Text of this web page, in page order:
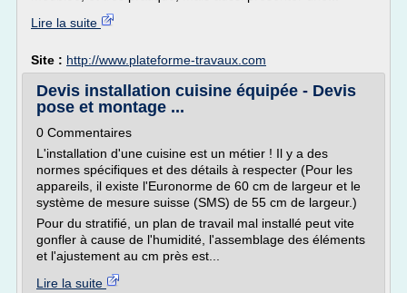
Lire la suite
Site : http://www.plateforme-travaux.com
Devis installation cuisine équipée - Devis
pose et montage ...
0 Commentaires
L'installation d'une cuisine est un métier ! Il y a des
normes spécifiques et des détails à respecter (Pour les
appareils, il existe l'Euronorme de 60 cm de largeur et le
système de mesure suisse (SMS) de 55 cm de largeur.)
Pour du stratifié, un plan de travail mal installé peut vite
gonfler à cause de l'humidité, l'assemblage des éléments
et l'ajustement au cm près est...
Lire la suite